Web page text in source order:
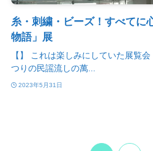
糸・刺繍・ビーズ！すべてに
物語」展
【】 これは楽しみにしていた展覧
つりの民謡流しの萬...
2023年5月31日